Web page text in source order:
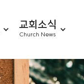
교회소식
Church News